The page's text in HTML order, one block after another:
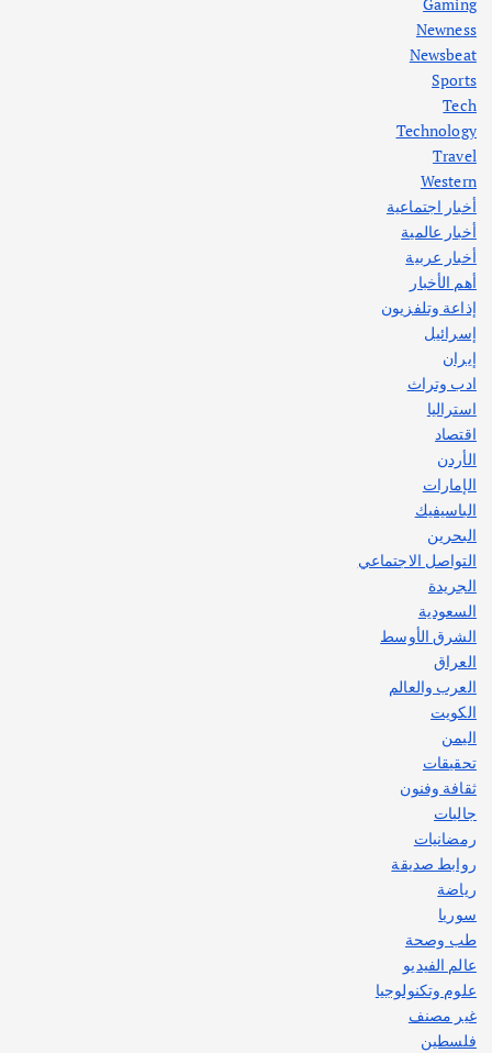
أهم الأخبار
اختتام ورشة السينوغرافيا في مدينة كلباء الاماراتية
أغسطس 3, 2026
Gaming
Newness
Newsbeat
Sports
Tech
Technology
Travel
Western
أخبار اجتماعية
أخبار عالمية
أخبار عربية
أهم الأخبار
إذاعة وتلفزيون
إسرائيل
إيران
ادب وتراث
استراليا
اقتصاد
الأردن
الإمارات
الباسيفيك
البحرين
التواصل الاجتماعي
الجريدة
السعودية
الشرق الأوسط
العراق
العرب والعالم
الكويت
اليمن
تحقيقات
ثقافة وفنون
جاليات
رمضانيات
روابط صديقة
رياضة
سوريا
طب وصحة
عالم الفيديو
علوم وتكنولوجيا
غير مصنف
فلسطين